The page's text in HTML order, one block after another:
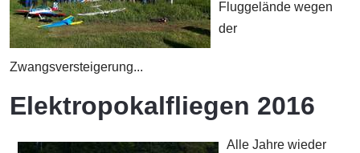
Fluggelände wegen
der
Zwangsversteigerung...
Elektropokalfliegen 2016
Alle Jahre wieder